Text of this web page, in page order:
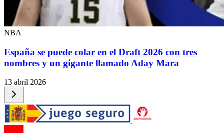
NBA
España se puede colar en el Draft 2026 con tres
nombres y un gigante llamado Aday Mara
13 abril 2026